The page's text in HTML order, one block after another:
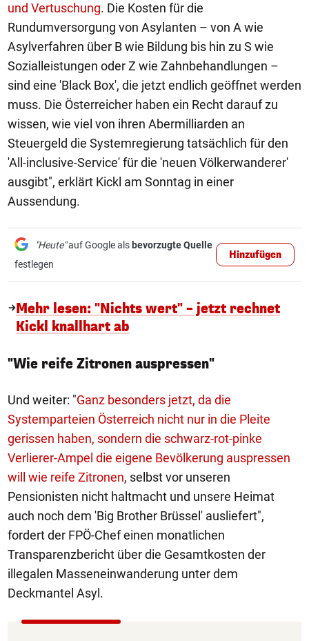
und Vertuschung. Die Kosten für die
Rundumversorgung von Asylanten – von A wie
Asylverfahren über B wie Bildung bis hin zu S wie
Sozialleistungen oder Z wie Zahnbehandlungen –
sind eine 'Black Box', die jetzt endlich geöffnet werden
muss. Die Österreicher haben ein Recht darauf zu
wissen, wie viel von ihren Abermilliarden an
Steuergeld die Systemregierung tatsächlich für den
'All-inclusive-Service' für die 'neuen Völkerwanderer'
ausgibt", erklärt Kickl am Sonntag in einer
Aussendung.
"Heute"auf Google als bevorzugte Quelle
festlegen
Hinzufügen
Mehr lesen: "Nichts wert" – jetzt rechnet
Kickl knallhart ab
"Wie reife Zitronen auspressen"
Und weiter: "Ganz besonders jetzt, da die
Systemparteien Österreich nicht nur in die Pleite
gerissen haben, sondern die schwarz-rot-pinke
Verlierer-Ampel die eigene Bevölkerung auspressen
will wie reife Zitronen, selbst vor unseren
Pensionisten nicht haltmacht und unsere Heimat
auch noch dem 'Big Brother Brüssel' ausliefert",
fordert der FPÖ-Chef einen monatlichen
Transparenzbericht über die Gesamtkosten der
illegalen Masseneinwanderung unter dem
Deckmantel Asyl.